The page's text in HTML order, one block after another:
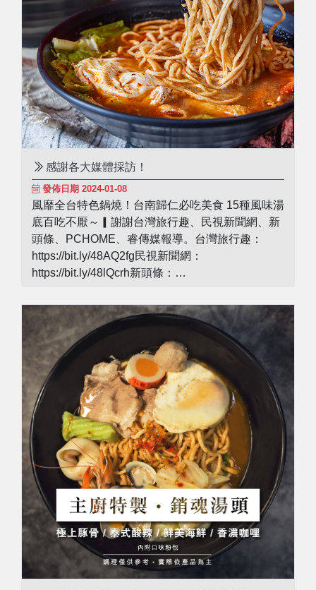
感謝各大媒體採訪！
發佈日期 2024-01-08
風靡全台特色鍋燒！台南歸仁必吃美食 15種風味湯
底百吃不厭～▎謝謝台灣旅行趣、民視新聞網、新
頭條、PCHOME、睿傳媒報導。台灣旅行趣：
https://bit.ly/48AQ2fg民視新聞網：
https://bit.ly/48lQcrh新頭條：
https://bit.ly/48mbMvF睿傳媒：
https://bit.ly/4aPdqay( 圖片來源/ 台灣旅行趣 )